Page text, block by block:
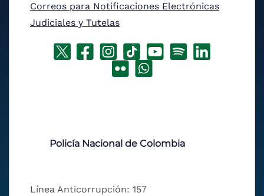
Correos para Notificaciones Electrónicas
Judiciales y Tutelas
Policía Nacional de Colombia
Línea Anticorrupción: 157